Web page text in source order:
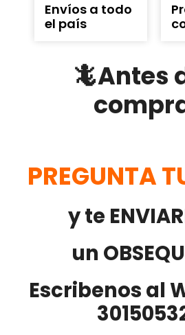
Envíos a todo
el país
🦎Antes
PREGUNTA
y te
un
Escribenos al